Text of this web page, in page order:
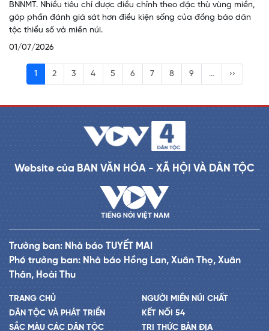
BNNMT. Nhiều tiêu chí được điều chỉnh theo đặc thù vùng miền,
góp phần đánh giá sát hơn điều kiện sống của đồng bào dân
tộc thiểu số và miền núi.
01/07/2026
1 2 3 4 5 6 7 8 9 … ››
Website của BAN VĂN HÓA - XÃ HỘI VÀ DÂN TỘC
Trưởng ban: Nhà báo TUYẾT MAI
Phó trưởng ban: Nhà báo Hồng Lan, Xuân Thọ, Xuân
Thân, Hoài Thu
TRANG CHỦ
DÂN TỘC VÀ PHÁT TRIỂN
SẮC MÀU CÁC DÂN TỘC
NGƯỜI MIỀN NÚI CHẤT
KẾT NỐI 54
TRI THỨC BẢN ĐỊA